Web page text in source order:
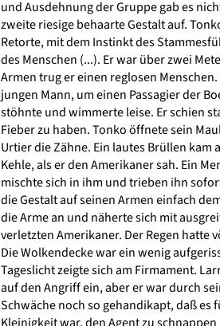
und Ausdehnung der Gruppe gab es
zweite riesige behaarte Gestalt auf.
Retorte, mit dem Instinkt des
des Menschen (...). Er war über zwei
Armen trug er einen reglosen
jungen Mann, um einen Passagier der
stöhnte und wimmerte leise. Er schien
Fieber zu haben. Tonko öffnete sein
Urtier die Zähne. Ein lautes Brüllen kam
Kehle, als er den Amerikaner sah. Ein
mischte sich in ihm und trieben ihn
die Gestalt auf seinen Armen einfach
die Arme an und näherte sich mit
verletzten Amerikaner. Der Regen hatte
Die Wolkendecke war ein wenig
Tageslicht zeigte sich am Firmament.
auf den Angriff ein, aber er war durch
Schwäche noch so gehandikapt, daß es